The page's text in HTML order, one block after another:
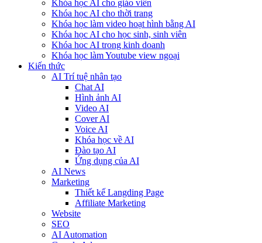
Khóa học AI cho giáo viên
Khóa học AI cho thời trang
Khóa học làm video hoạt hình bằng AI
Khóa học AI cho học sinh, sinh viên
Khóa hoc AI trong kinh doanh
Khóa học làm Youtube view ngoại
Kiến thức
AI Trí tuệ nhân tạo
Chat AI
Hình ảnh AI
Video AI
Cover AI
Voice AI
Khóa học về AI
Đào tạo AI
Ứng dụng của AI
AI News
Marketing
Thiết kế Langding Page
Affiliate Marketing
Website
SEO
AI Automation